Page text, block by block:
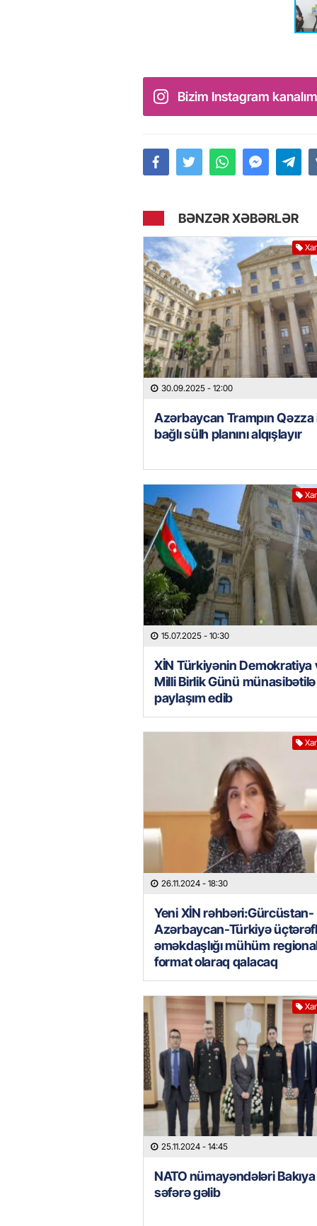
Bizim Instagram
BƏNZƏR XƏBƏRLƏR
30.09.2025 - 12:00
Azərbaycan Trampın Qəzza
bağlı sülh planını alqışlayır
15.07.2025 - 10:30
XİN Türkiyənin Demokratiya
Milli Birlik Günü münasibətilə
paylaşım edib
26.11.2024 - 18:30
Yeni XİN rəhbəri:Gürcüstan-
Azərbaycan-Türkiyə
əməkdaşlığı mühüm
format olaraq qalacaq
25.11.2024 - 14:45
NATO nümayəndələri Bakıya
səfərə gəlib